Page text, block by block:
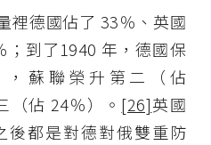
裡德國佔了 33％、英國
到了1940 年，德國保
蘇聯榮升第二（佔
（佔 24％）。 [26]英國
後都是對德對俄雙重防